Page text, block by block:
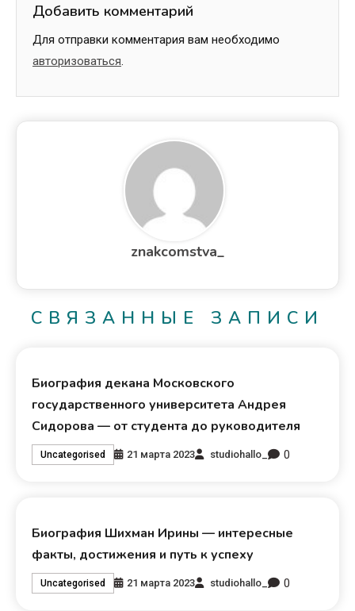
Добавить комментарий
Для отправки комментария вам необходимо
авторизоваться.
znakcomstva_
СВЯЗАННЫЕ ЗАПИСИ
Биография декана Московского
государственного университета Андрея
Сидорова — от студента до руководителя
Uncategorised 21 марта 2023 studiohallo_ 0
Биография Шихман Ирины — интересные
факты, достижения и путь к успеху
Uncategorised 21 марта 2023 studiohallo_ 0